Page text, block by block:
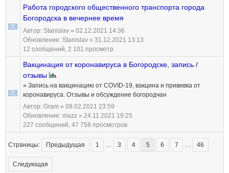
Работа городского общественного транспорта города
Богородска в вечернее время
Автор: Stanislav » 02.12.2021 14:36
Обновление: Stanislav » 31.12.2021 13:13
12 сообщений, 2 101 просмотр
Вакцинация от коронавируса в Богородске, запись /
отзывы
» Запись на вакцинацию от COVID-19, вакцина и прививка от
коронавируса. Отзывы и обсуждение богородчан
Автор: Gram » 08.02.2021 23:59
Обновление: mazz » 24.11.2021 19:25
227 сообщений, 47 758 просмотров
Страницы: Предыдущая 1 … 3 4 5 6 7 … 46
Следующая